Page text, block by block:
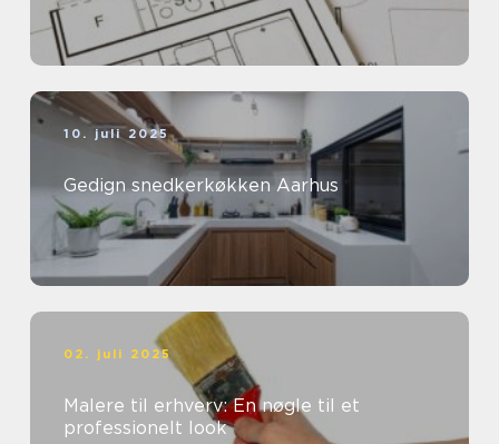
10. juli 2025
Gedign snedkerkøkken Aarhus
02. juli 2025
Malere til erhverv: En nøgle til et
professionelt look